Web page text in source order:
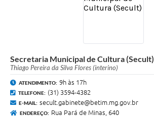
Secretaria Municipal de Cultura (Secult)
Thiago Pereira da Silva Flores (interino)
ATENDIMENTO: 9h às 17h
TELEFONE: (31) 3594-4382
E-MAIL: secult.gabinete@betim.mg.gov.br
ENDEREÇO: Rua Pará de Minas, 640